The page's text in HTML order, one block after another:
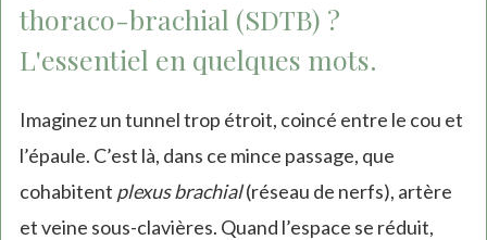
thoraco-brachial (SDTB) ?
L'essentiel en quelques mots.
Imaginez un tunnel trop étroit, coincé entre le cou et
l’épaule. C’est là, dans ce mince passage, que
cohabitent plexus brachial(réseau de nerfs), artère
et veine sous-clavières. Quand l’espace se réduit,